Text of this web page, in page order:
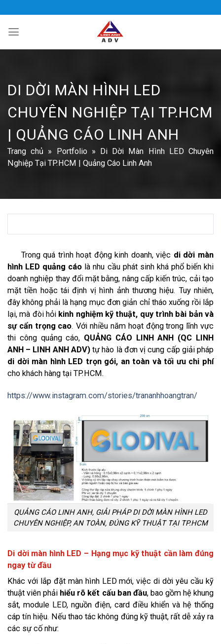
qua
nội
DI DỜI MÀN HÌNH LED
CHUYÊN NGHIỆP TẠI TP.HCM
| QUẢNG CÁO LINH ANH
Trang chủ » Portfolio» Di Dời Màn Hình LED Chuyên
Nghiệp Tại TP.HCM | Quảng Cáo Linh Anh
Trong quá trình hoạt động kinh doanh, việc di dời màn
hình LED quảng cáo là nhu cầu phát sinh khá phổ biến khi
doanh nghiệp thay đổi mặt bằng, nâng cấp kiến trúc, cải tạo
mặt tiền hoặc tái định vị hình ảnh thương hiệu. Tuy nhiên,
đây không phải là hạng mục đơn giản chỉ tháo xuống rồi lắp
lại, mà đòi hỏi kinh nghiệm kỹ thuật, quy trình bài bản và
sự cẩn trọng cao. Với nhiều năm hoạt động trong lĩnh vực
thi công quảng cáo, QUẢNG CÁO LINH ANH (QC LINH
ANH – LINH ANH ADV)tự hào là đơn vị cung cấp giải pháp
di dời màn hình LED trọn gói, an toàn và tối ưu chi phí
cho khách hàng tại TP.HCM.
https://www.instagram.com/stories/trananhhoangtran/
QUẢNG CÁO LINH ANH, GIẢI PHÁP DI DỜI MÀN HÌNH LED
CHUYÊN NGHIỆP, AN TOÀN, ĐÚNG KỸ THUẬT TẠI TP.HCM
Di dời màn hình LED – Hạng mục kỹ thuật cần làm đúng
ngay từ đầu
Khác với lắp đặt màn hình LED mới, việc di dời yêu cầu kỹ
thuật viên phải hiểu rõ kết cấu ban đầu, bao gồm hệ khung
sắt, module LED, nguồn điện, card điều khiển và hệ thống
cáp tín hiệu. Nếu thao tác không đúng kỹ thuật, rất dễ xảy ra
các sự cố như: